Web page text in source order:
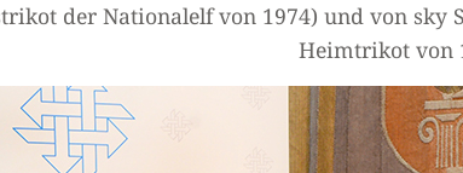
der Nationalelf von 1974) und von sky
Heimtrikot von